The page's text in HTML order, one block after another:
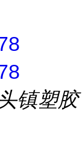
镇塑胶